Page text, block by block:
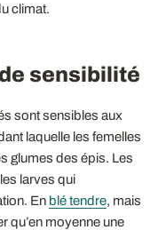
climat.
sensibilité
sont sensibles aux
laquelle les femelles
glumes des épis. Les
larves qui
En blé tendre, mais
qu’en moyenne une